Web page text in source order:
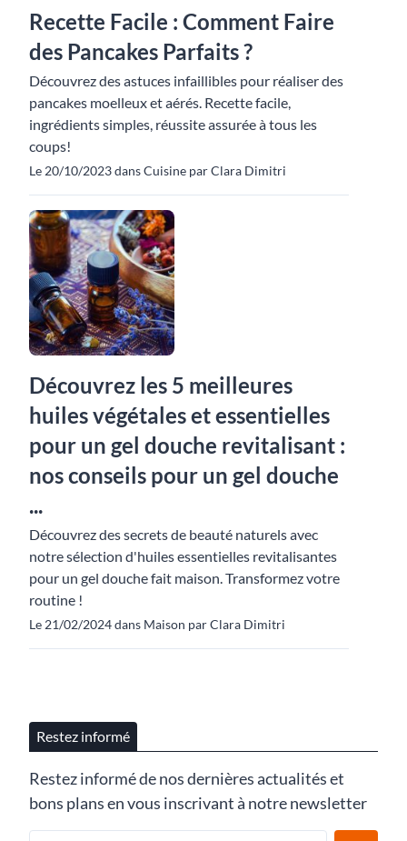
Recette Facile : Comment Faire
des Pancakes Parfaits ?
Découvrez des astuces infaillibles pour réaliser des
pancakes moelleux et aérés. Recette facile,
ingrédients simples, réussite assurée à tous les
coups!
Le 20/10/2023 dans Cuisine par Clara Dimitri
Découvrez les 5 meilleures
huiles végétales et essentielles
pour un gel douche revitalisant :
nos conseils pour un gel douche
...
Découvrez des secrets de beauté naturels avec
notre sélection d'huiles essentielles revitalisantes
pour un gel douche fait maison. Transformez votre
routine !
Le 21/02/2024 dans Maison par Clara Dimitri
Restez informé
Restez informé de nos dernières actualités et
bons plans en vous inscrivant à notre newsletter